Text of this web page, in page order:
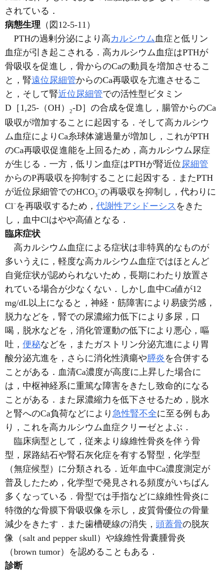
されている．
病態生理 （図12-5-11）
PTHの過剰分泌により高カルシウム血症と低リン
血症が引き起こされる．高カルシウム血症はPTHが
骨吸収を促進し，骨からのCaの動員を増加させるこ
と，腎遠位尿細管からのCa再吸収を亢進させるこ
と，そして腎近位尿細管での活性型ビタミン
D［1,25-（OH）
2-D］の合成を促進し，腸管からのCa
吸収が増加することに起因する．そして高カルシウ
ム血症によりCa糸球体濾過量が増加し，これがPTH
のCa再吸収促進能を上回るため，高カルシウム尿症
が生じる．一方，低リン血症はPTHが腎近位 尿細管
からのP再吸収を抑制することに起因する．またPTH
が近位尿細管でのHCO3
−の再吸収を抑制し，代わりに
Cl−を再吸収するため， 代謝性アシドーシス をきた
し，血中Clはやや高値となる．
臨床症状
高カルシウム血症による症状は非特異的なものが
多いうえに，軽度な高カルシウム血症ではほとんど
自覚症状が認められないため，長期にわたり放置さ
れている場合が少なくない．しかし血中Ca値が12
mg/dL以上になると，神経・筋障害により易疲労感，
脱力などを，腎での尿濃縮力低下により多尿，口
喝，脱水などを，消化管運動の低下により悪心，嘔
吐， 便秘などを，またガストリン分泌亢進により胃
酸分泌亢進を，さらに消化性潰瘍や膵炎 を合併する
ことがある．血清Ca濃度が高度に上昇した場合に
は，中枢神経系に重篤な障害をきたし致命的になる
ことがある．また尿濃縮力を低下させるため，脱水
と腎へのCa負荷などにより 急性腎不全に至る例もあ
り，これを高カルシウム血症クリーゼとよぶ．
臨床病型として，従来より線維性骨炎を伴う骨
型，尿路結石や腎石灰化症を有する腎型，化学型
（無症候型）に分類される．近年血中Ca濃度測定が
普及したため，化学型で発見される頻度がいちばん
多くなっている．骨型では手指などに線維性骨炎に
特徴的な骨膜下骨吸収像を示し，皮質骨優位の骨量
減少をきたす．また歯槽硬線の消失， 頭蓋骨の脱灰
像（salt and pepper skull）や線維性骨囊腫骨炎
（brown tumor）を認めることもある．
診断